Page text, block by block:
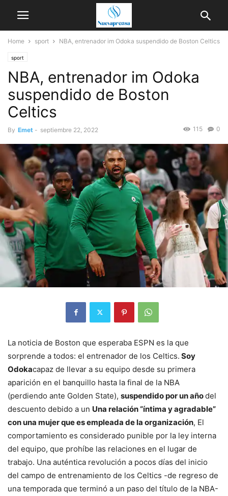
Home sport NBA, entrenador im Odoka suspendido de Boston Celtics
sport
NBA, entrenador im Odoka
suspendido de Boston
Celtics
By Emet - septiembre 22, 2022 0
115
La noticia de Boston que esperaba ESPN es la que
sorprende a todos: el entrenador de los Celtics. Soy
Odokacapaz de llevar a su equipo desde su primera
aparición en el banquillo hasta la final de la NBA
(perdiendo ante Golden State), suspendido por un añodel
descuento debido a un Una relación “íntima y agradable”
con una mujer que es empleada de la organización, El
comportamiento es considerado punible por la ley interna
del equipo, que prohíbe las relaciones en el lugar de
trabajo. Una auténtica revolución a pocos días del inicio
del campo de entrenamiento de los Celtics -de regreso de
una temporada que terminó a un paso del título de la NBA-